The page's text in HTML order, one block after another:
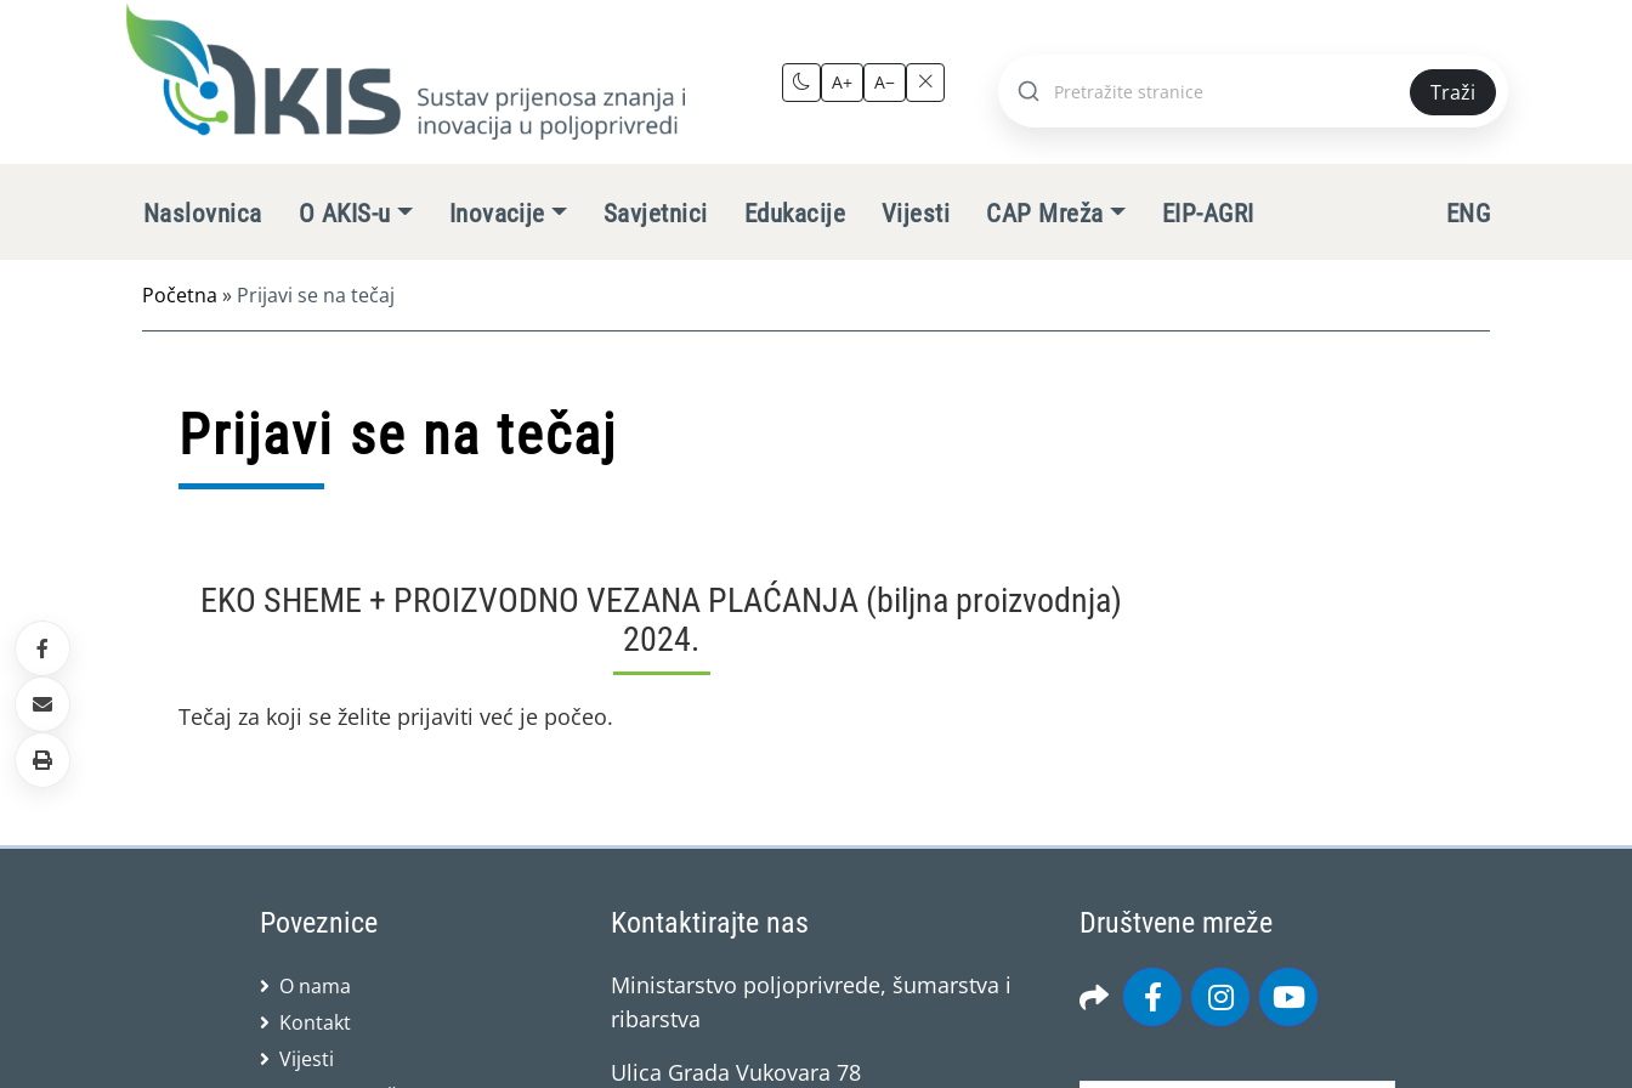
A+ A−
Pretraži
Traži
Naslovnica O AKIS-u Inovacije Savjetnici Edukacije Vijesti CAP Mreža EIP-AGRI ENG
Početna » Prijavi se na tečaj
Prijavi se na tečaj
EKO SHEME + PROIZVODNO VEZANA PLAĆANJA (biljna proizvodnja)
2024.
Tečaj za koji se želite prijaviti već je počeo.
Poveznice
O nama
Kontakt
Vijesti
Kontaktirajte nas
Ministarstvo poljoprivrede, šumarstva i
ribarstva
Ulica Grada Vukovara 78
Društvene mreže